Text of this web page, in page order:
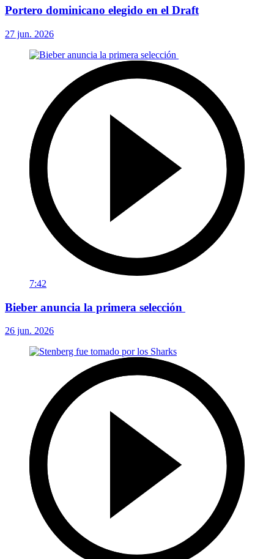
Portero dominicano elegido en el Draft
27 jun. 2026
7:42
Bieber anuncia la primera selección
26 jun. 2026